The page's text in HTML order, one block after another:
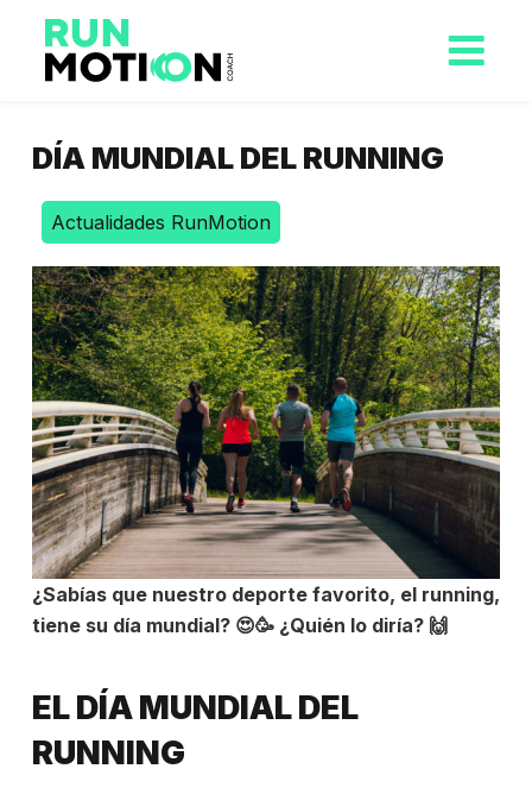
DÍA MUNDIAL DEL RUNNING
Actualidades RunMotion
¿Sabías que nuestro deporte favorito, el running,
tiene su día mundial? 😍🥳 ¿Quién lo diría? 🙌
EL DÍA MUNDIAL DEL
RUNNING